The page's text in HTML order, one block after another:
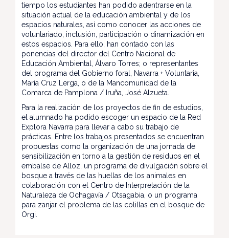
tiempo los estudiantes han podido adentrarse en la
situación actual de la educación ambiental y de los
espacios naturales, así como conocer las acciones de
voluntariado, inclusión, participación o dinamización en
estos espacios. Para ello, han contado con las
ponencias del director del Centro Nacional de
Educación Ambiental, Álvaro Torres; o representantes
del programa del Gobierno foral, Navarra + Voluntaria,
María Cruz Lerga, o de la Mancomunidad de la
Comarca de Pamplona / Iruña, José Alzueta.
Para la realización de los proyectos de fin de estudios,
el alumnado ha podido escoger un espacio de la Red
Explora Navarra para llevar a cabo su trabajo de
prácticas. Entre los trabajos presentados se encuentran
propuestas como la organización de una jornada de
sensibilización en torno a la gestión de residuos en el
embalse de Alloz, un programa de divulgación sobre el
bosque a través de las huellas de los animales en
colaboración con el Centro de Interpretación de la
Naturaleza de Ochagavía / Otsagabia, o un programa
para zanjar el problema de las colillas en el bosque de
Orgi.